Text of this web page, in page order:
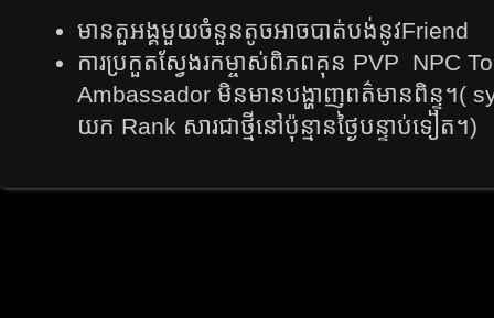
មានតួអង្គមួយចំនួនតូចអាចបាត់បង់នូវ​​Friend​
ការ​ប្រកួត​ស្វែង​រក​ម្ចាស់​ពិភព​គុន PVP ​ NPC
Ambassador មិន​មាន​បង្ហាញ​ពត៌​មាន​ពិន្ទុ​។​(
យក​ Rank សារ​ជា​ថ្មី​នៅ​ប៉ុន្មាន​ថ្ងៃ​បន្ទាប់​ទៀត​។)